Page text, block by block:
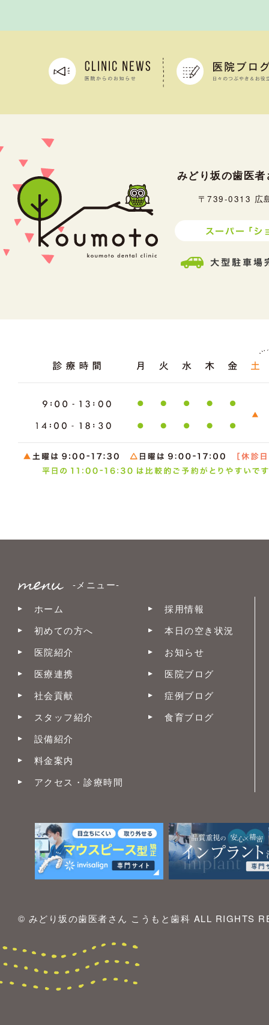
みどり坂の歯医者
〒739-0313 広
-メニュー-
ホーム
初めての方へ
医院紹介
医療連携
社会貢献
スタッフ紹介
設備紹介
料金案内
アクセス・診療時間
採用情報
本日の空き状況
お知らせ
医院ブログ
症例ブログ
食育ブログ
© みどり坂の歯医者さん こうもと歯科 ALL RIGHTS